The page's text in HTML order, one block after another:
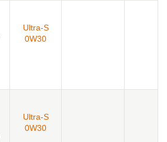
Ultra-S
0W30
Ultra-S
0W30